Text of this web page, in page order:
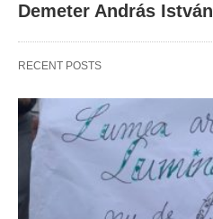
Demeter András István
RECENT POSTS